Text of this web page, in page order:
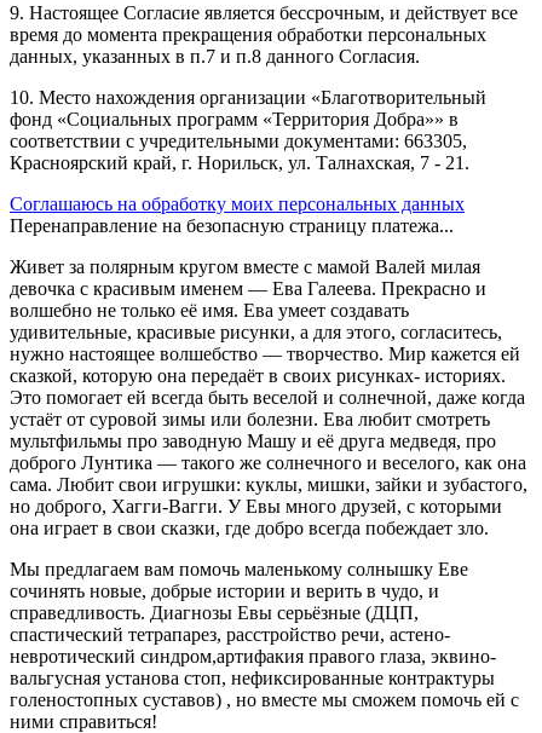
9. Настоящее Согласие является бессрочным, и действует все
время до момента прекращения обработки персональных
данных, указанных в п.7 и п.8 данного Согласия.
10. Место нахождения организации «Благотворительный
фонд «Социальных программ «Территория Добра»» в
соответствии с учредительными документами: 663305,
Красноярский край, г. Норильск, ул. Талнахская, 7 - 21.
Соглашаюсь на обработку моих персональных данных
Перенаправление на безопасную страницу платежа...
Живет за полярным кругом вместе с мамой Валей милая
девочка с красивым именем — Ева Галеева. Прекрасно и
волшебно не только её имя. Ева умеет создавать
удивительные, красивые рисунки, а для этого, согласитесь,
нужно настоящее волшебство — творчество. Мир кажется ей
сказкой, которую она передаёт в своих рисунках- историях.
Это помогает ей всегда быть веселой и солнечной, даже когда
устаёт от суровой зимы или болезни. Ева любит смотреть
мультфильмы про заводную Машу и её друга медведя, про
доброго Лунтика — такого же солнечного и веселого, как она
сама. Любит свои игрушки: куклы, мишки, зайки и зубастого,
но доброго, Хагги-Вагги. У Евы много друзей, с которыми
она играет в свои сказки, где добро всегда побеждает зло.
Мы предлагаем вам помочь маленькому солнышку Еве
сочинять новые, добрые истории и верить в чудо, и
справедливость. Диагнозы Евы серьёзные (ДЦП,
спастический тетрапарез, расстройство речи, астено-
невротический синдром,артифакия правого глаза, эквино-
вальгусная установа стоп, нефиксированные контрактуры
голеностопных суставов) , но вместе мы сможем помочь ей с
ними справиться!